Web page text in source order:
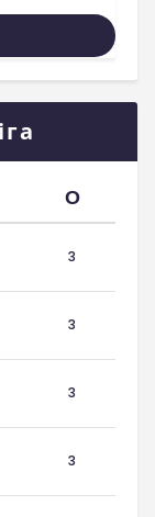
О
3
3
3
3